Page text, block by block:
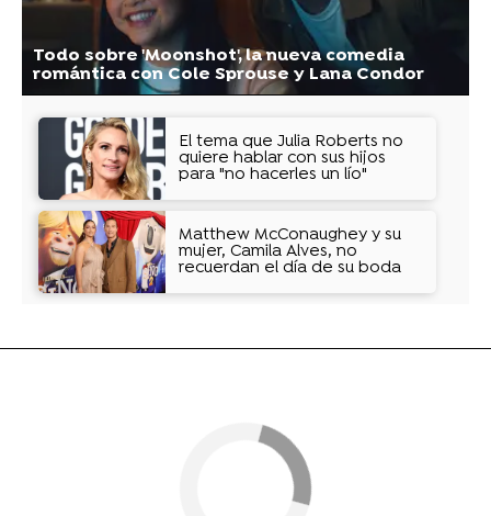
Todo sobre 'Moonshot', la nueva comedia
romántica con Cole Sprouse y Lana Condor
El tema que Julia Roberts no
quiere hablar con sus hijos
para "no hacerles un lío"
Matthew McConaughey y su
mujer, Camila Alves, no
recuerdan el día de su boda